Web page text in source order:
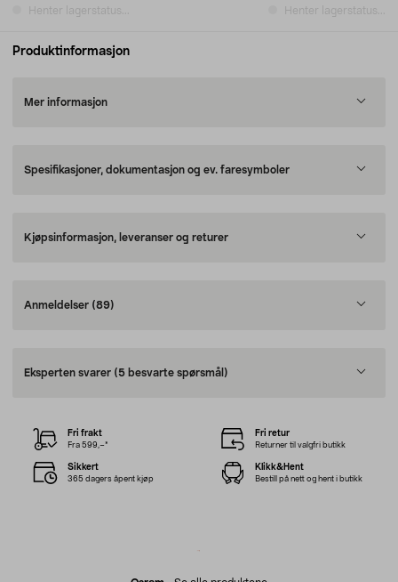
Henter lagerstatus... Henter lagerstatus...
Produktinformasjon
Mer informasjon
Spesifikasjoner, dokumentasjon og ev. faresymboler
Kjøpsinformasjon, leveranser og returer
Anmeldelser (89)
Eksperten svarer (5 besvarte spørsmål)
Fri frakt
Fra 599,–*
Fri retur
Returner til valgfri butikk
Sikkert
365 dagers åpent kjøp
Klikk&Hent
Bestill på nett og hent i butikk